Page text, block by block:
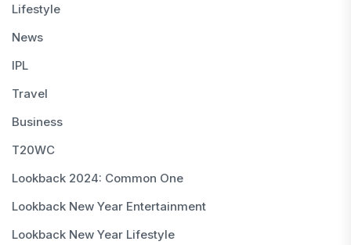
Lifestyle
News
IPL
Travel
Business
T20WC
Lookback 2024: Common One
Lookback New Year Entertainment
Lookback New Year Lifestyle